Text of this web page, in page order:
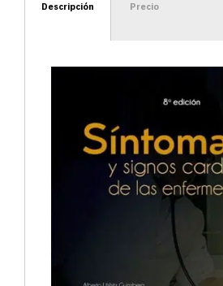
Descripción Precio